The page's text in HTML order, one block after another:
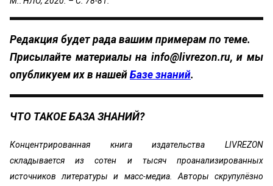
Редакция будет рада вашим примерам по теме.
Присылайте материалы на info@livrezon.ru, и мы
опубликуем их в нашей Базе знаний.
ЧТО ТАКОЕ БАЗА ЗНАНИЙ?
Концентрированная книга издательства LIVREZON
складывается из сотен и тысяч проанализированных
источников литературы и масс-медиа. Авторы скрупулёзно